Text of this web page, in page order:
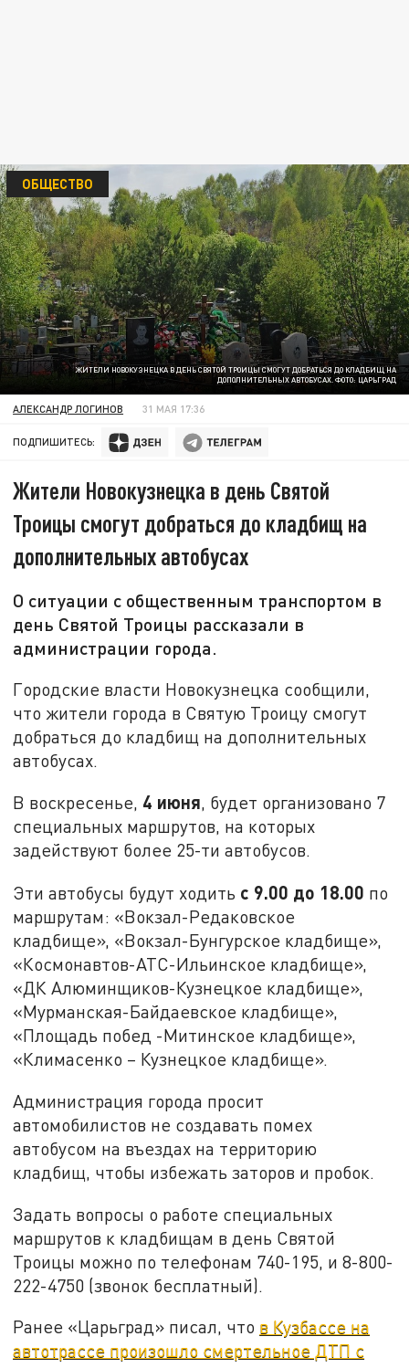
ЖИТЕЛИ НОВОКУЗНЕЦКА В ДЕНЬ СВЯТОЙ ТРОИЦЫ СМОГУТ ДОБРАТЬСЯ ДО КЛАДБИЩ НА
ДОПОЛНИТЕЛЬНЫХ АВТОБУСАХ. ФОТО: ЦАРЬГРАД
ОБЩЕСТВО
АЛЕКСАНДР ЛОГИНОВ 31 МАЯ 17:36
ПОДПИШИТЕСЬ:
Жители Новокузнецка в день Святой
Троицы смогут добраться до кладбищ на
дополнительных автобусах
О ситуации с общественным транспортом в
день Святой Троицы рассказали в
администрации города.
Городские власти Новокузнецка сообщили,
что жители города в Святую Троицу смогут
добраться до кладбищ на дополнительных
автобусах.
В воскресенье, 4 июня, будет организовано 7
специальных маршрутов, на которых
задействуют более 25-ти автобусов.
Эти автобусы будут ходить с 9.00 до 18.00 по
маршрутам: «Вокзал-Редаковское
кладбище», «Вокзал-Бунгурское кладбище»,
«Космонавтов-АТС-Ильинское кладбище»,
«ДК Алюминщиков-Кузнецкое кладбище»,
«Мурманская-Байдаевское кладбище»,
«Площадь побед -Митинское кладбище»,
«Климасенко – Кузнецкое кладбище».
Администрация города просит
автомобилистов не создавать помех
автобусом на въездах на территорию
кладбищ, чтобы избежать заторов и пробок.
Задать вопросы о работе специальных
маршрутов к кладбищам в день Святой
Троицы можно по телефонам 740-195, и 8-800-
222-4750 (звонок бесплатный).
Ранее «Царьград» писал, что в Кузбассе на
автотрассе произошло смертельное ДТП с